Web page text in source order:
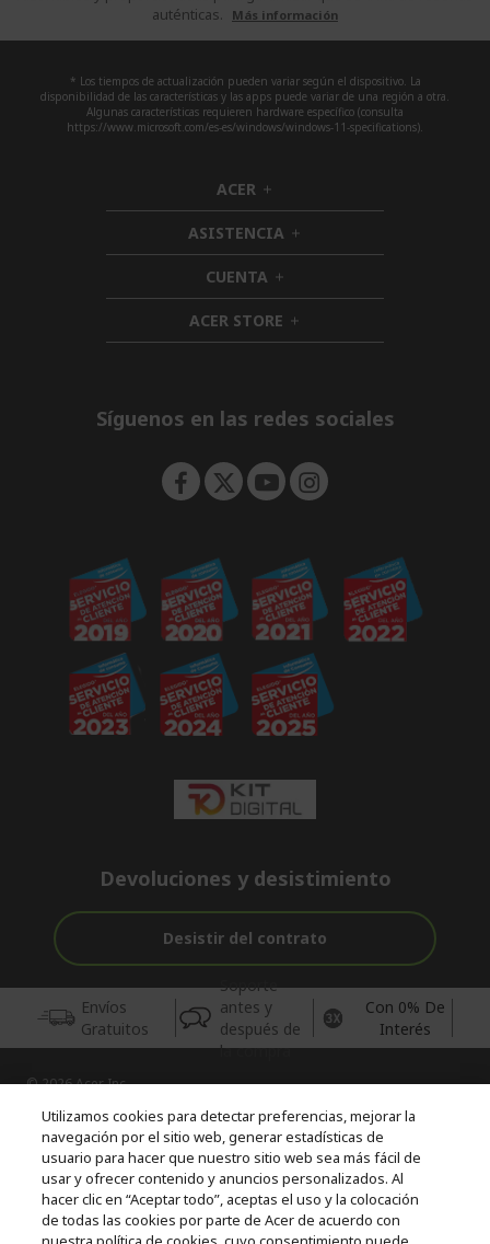
auténticas.
Más información
* Los tiempos de actualización pueden variar según el dispositivo. La
disponibilidad de las características y las apps puede variar de una región a otra.
Algunas características requieren hardware específico (consulta
https://www.microsoft.com/es-es/windows/windows-11-specifications).
ACER h
i
d
d
e
n
ASISTENCIA h
i
d
e
n
CUENTA h
i
d
d
ACER STORE h
i
e
Síguenos en las redes sociales
Devoluciones y desistimiento
Desistir del contrato
Envíos
Gratuitos
Soporte
antes y
después de
la compra
Con 0% De
Interés
© 2026 Acer Inc.
CPYou BV es el vendedor y distribuidor autorizado de los
productos y servicios ofrecidos en esta tienda.
Incluida la aportación para la gestión de RAEES, según RD.
110/2015, inscrita en el RII-AEE Nº 7573; de pilas y baterías, según
RD. 106/2008, inscrita en el RII-PYA Nº 2180. Adherida a los
sistemas integrales de gestión de ecopilas y ecoembes.
Utilizamos cookies para detectar preferencias, mejorar la
navegación por el sitio web, generar estadísticas de
usuario para hacer que nuestro sitio web sea más fácil de
usar y ofrecer contenido y anuncios personalizados. Al
hacer clic en “Aceptar todo”, aceptas el uso y la colocación
de todas las cookies por parte de Acer de acuerdo con